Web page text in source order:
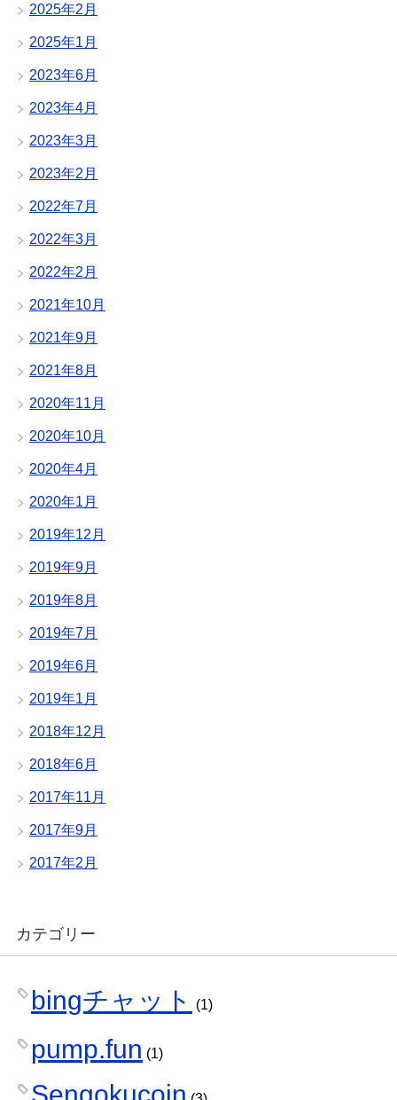
2025年2月
2025年1月
2023年6月
2023年4月
2023年3月
2023年2月
2022年7月
2022年3月
2022年2月
2021年10月
2021年9月
2021年8月
2020年11月
2020年10月
2020年4月
2020年1月
2019年12月
2019年9月
2019年8月
2019年7月
2019年6月
2019年1月
2018年12月
2018年6月
2017年11月
2017年9月
2017年2月
カテゴリー
bingチャット (1)
pump.fun (1)
Sengokucoin